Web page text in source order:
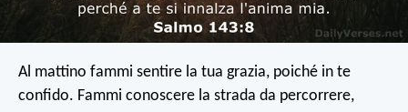
Al mattino fammi sentire la tua grazia, poiché in te
confido. Fammi conoscere la strada da percorrere,